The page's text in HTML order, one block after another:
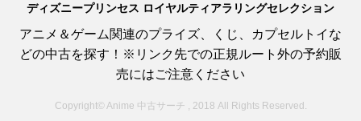
ディズニープリンセス ロイヤルティアラリングセレクション
アニメ＆ゲーム関連のプライズ、くじ、カプセルトイな
どの中古を探す！※リンク先での正規ルート外の予約販
売にはご注意ください
Copyright© Anime 中古サーチ , 2018 All Rights Reserved.